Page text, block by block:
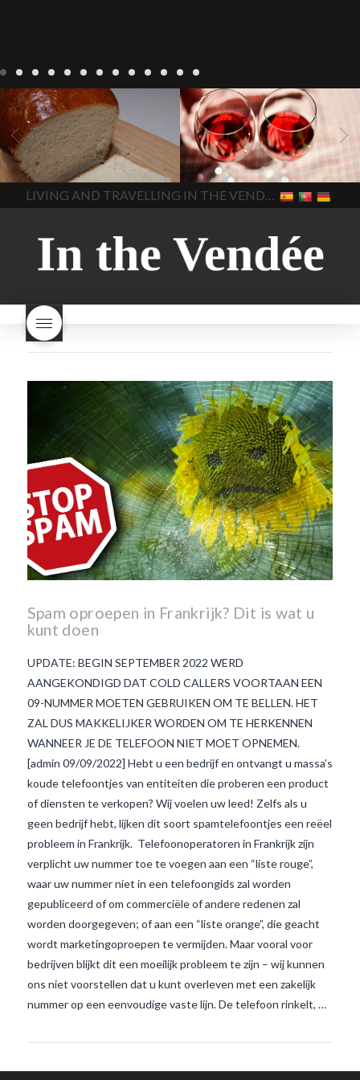
Recepten Wonen
baken in
Frankrijk bakken in de
Vendee
brood bakken
brood met gist gist brood
het beste brood hoe moet
ik brood bakken is melk
brood gezond is melkbrood
gezond mama's brood melk
brood melk brood en
wat is melkbrood
zijn melk
brood en brioche hetzelfde
brood
In The Vendee
Blog Wonen beaujolais
2022 Beaujolais Nouveau
2022 De wijnmakers laten
de druiventrossen gisten in
een anaërobe donderdag
17 november 2022 is
beaujolais dag hoe lang is
Beaujolais Nouveau
houdbaar hoeveel flessen
verkocht
is Beaujolais
Nouveau een fruitige wijn
kooldioxiderijke omgeving.
Nouveau naar? wat is
wanneer is beaujolais dag
wanneer is beaujolais
nouveau dag Wat is de dag
van Beaujolais Nouveau wat
is de traditie rond beaujolais
nouveau wat maakt
Beaujolais Nouveau zo
speciaal wat zijn tannines
witte beaujolais nouveau
In The Vendee
LIVING AND TRAVELLING IN THE VENDÉE
VIEW POST
Spam oproepen in Frankrijk? Dit is wat u
kunt doen
UPDATE: BEGIN SEPTEMBER 2022 WERD
AANGEKONDIGD DAT COLD CALLERS VOORTAAN EEN
09-NUMMER MOETEN GEBRUIKEN OM TE BELLEN. HET
ZAL DUS MAKKELIJKER WORDEN OM TE HERKENNEN
WANNEER JE DE TELEFOON NIET MOET OPNEMEN.
[admin 09/09/2022] Hebt u een bedrijf en ontvangt u massa’s
koude telefoontjes van entiteiten die proberen een product
of diensten te verkopen? Wij voelen uw leed! Zelfs als u
geen bedrijf hebt, lijken dit soort spamtelefoontjes een reëel
probleem in Frankrijk. Telefoonoperatoren in Frankrijk zijn
verplicht uw nummer toe te voegen aan een “liste rouge”,
waar uw nummer niet in een telefoongids zal worden
gepubliceerd of om commerciële of andere redenen zal
worden doorgegeven; of aan een “liste orange”, die geacht
wordt marketingoproepen te vermijden. Maar vooral voor
bedrijven blijkt dit een moeilijk probleem te zijn – wij kunnen
ons niet voorstellen dat u kunt overleven met een zakelijk
nummer op een eenvoudige vaste lijn. De telefoon rinkelt, …